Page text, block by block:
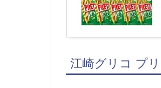
江崎グリコ プ